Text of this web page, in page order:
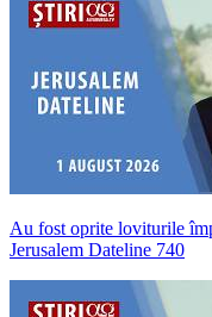
Au fost oprite loviturile
Jerusalem Dateline 740